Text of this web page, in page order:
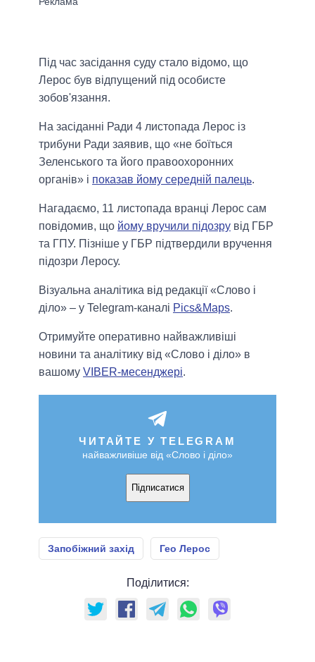
Під час засідання суду стало відомо, що
Лерос був відпущений під особисте
зобов'язання.
На засіданні Ради 4 листопада Лерос із
трибуни Ради заявив, що «не боїться
Зеленського та його правоохоронних
органів» і показав йому середній палець.
Нагадаємо, 11 листопада вранці Лерос сам
повідомив, що йому вручили підозру від ГБР
та ГПУ. Пізніше у ГБР підтвердили вручення
підозри Леросу.
Візуальна аналітика від редакції «Слово і
діло» – у Telegram-каналі Pics&Maps.
Отримуйте оперативно найважливіші
новини та аналітику від «Слово і діло» в
вашому VIBER-месенджері.
ЧИТАЙТЕ У TELEGRAM
найважливіше від «Слово і діло»
Підписатися
Запобіжний захід Гео Лерос
Поділитися: